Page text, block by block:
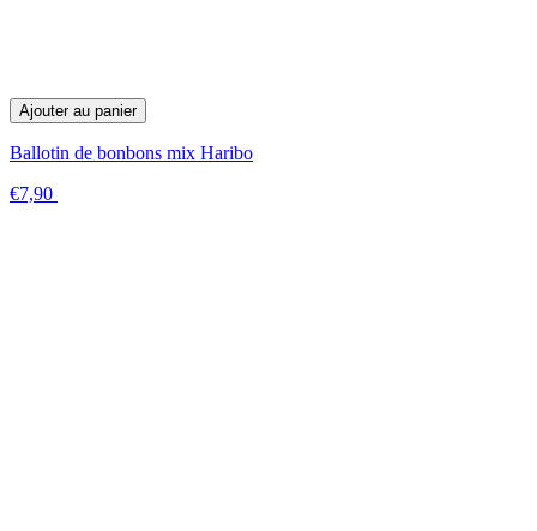
Ajouter au panier
Ballotin de bonbons mix Haribo
€7,90